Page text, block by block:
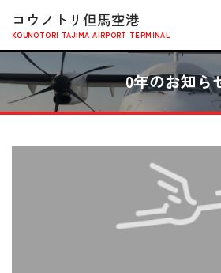
コウノトリ但馬空港
KOUNOTORI TAJIMA AIRPORT TERMINAL
0年のお知ら